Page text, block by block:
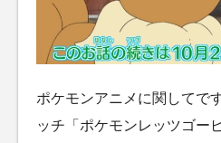
ポケモンアニメに関してで
ッチ「ポケモンレッツゴー